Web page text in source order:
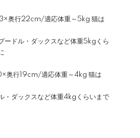
奥行22cm/適応体重～5kg 猫は
ードル・ダックスなど体重5kgくら
奥行19cm/適応体重～4kg 猫は
・ダックスなど体重4kgくらいまで